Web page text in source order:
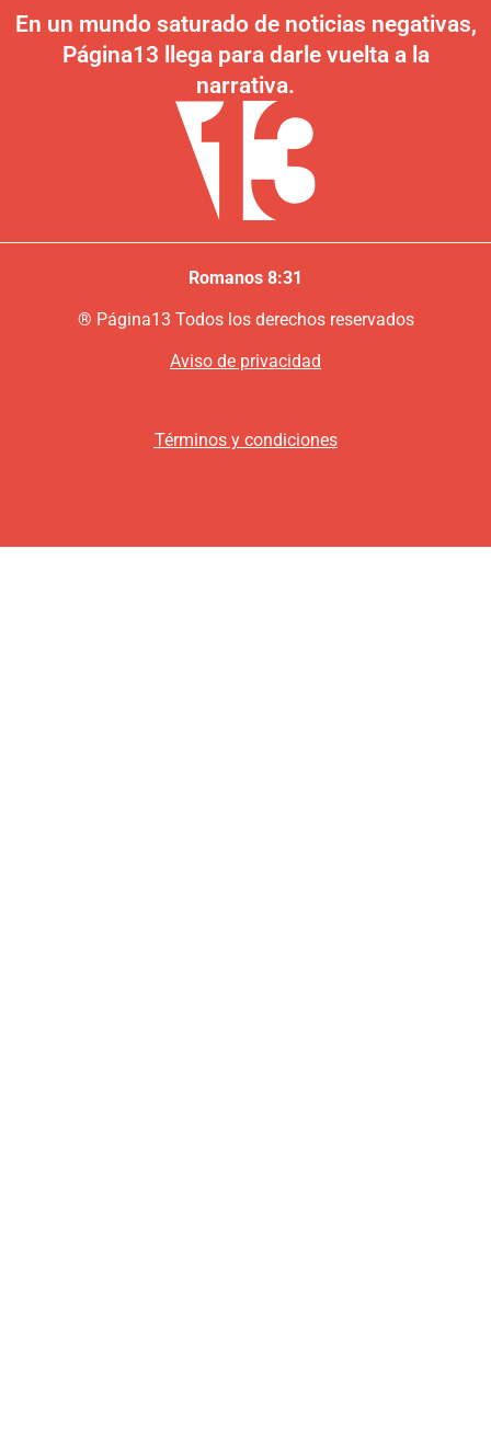
En un mundo saturado de noticias negativas,
Página13 llega para darle vuelta a la
narrativa.
Romanos 8:31
® Página13 Todos los derechos reservados
Aviso de privacidad
Términos y condiciones